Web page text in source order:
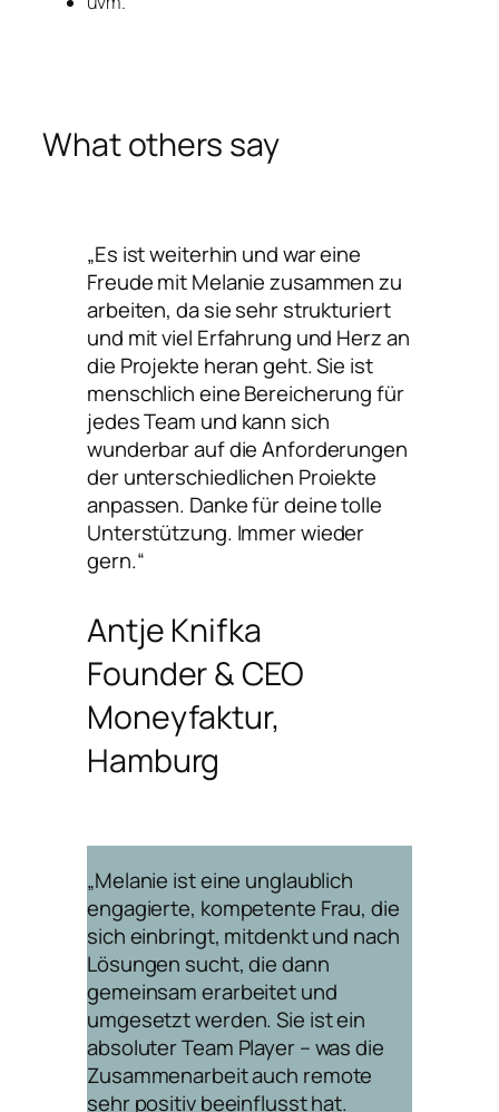
What others say
„Es ist weiterhin und war eine
Freude mit Melanie zusammen zu
arbeiten, da sie sehr strukturiert
und mit viel Erfahrung und Herz an
die Projekte heran geht. Sie ist
menschlich eine Bereicherung für
jedes Team und kann sich
wunderbar auf die Anforderungen
der unterschiedlichen Proiekte
anpassen. Danke für deine tolle
Unterstützung. Immer wieder
gern.“
Antje Knifka
Founder & CEO
Moneyfaktur,
Hamburg
„Melanie ist eine unglaublich
engagierte, kompetente Frau, die
sich einbringt, mitdenkt und nach
Lösungen sucht, die dann
gemeinsam erarbeitet und
umgesetzt werden. Sie ist ein
absoluter Team Player – was die
Zusammenarbeit auch remote
sehr positiv beeinflusst hat.